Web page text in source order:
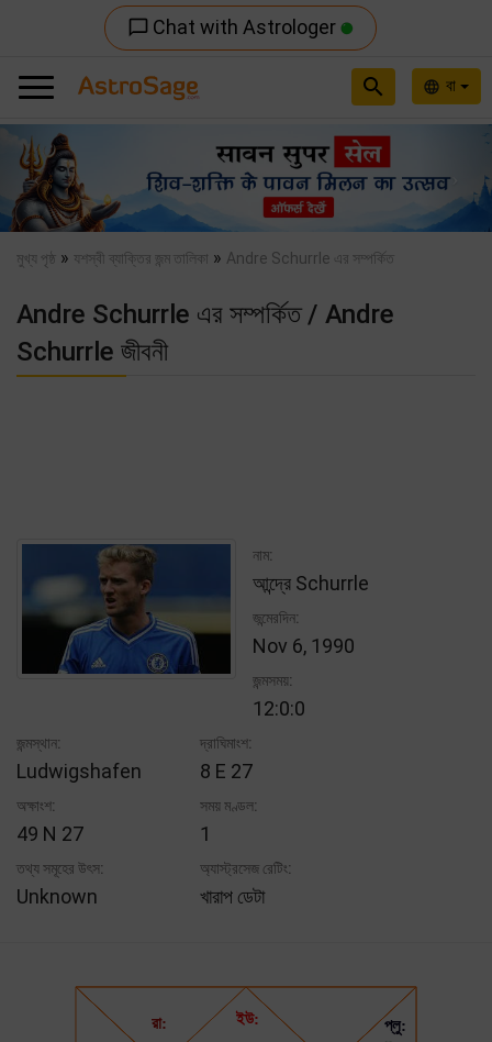
chat_bubble_outline Chat with Astrologer
language বা
search
Previous
মুখ্য পৃষ্ঠ » যশস্বী ব্যাক্তির জন্ম তালিকা » Andre Schurrle এর সম্পর্কিত
Andre Schurrle এর সম্পর্কিত / Andre
Schurrle জীবনী
নাম:
আন্দ্রে Schurrle
জন্মেরদিন:
Nov 6, 1990
জন্মসময়:
12:0:0
জন্মস্থান:
Ludwigshafen
দ্রাঘিমাংশ:
8 E 27
অক্ষাংশ:
49 N 27
সময় মণ্ডল:
1
তথ্য সমূহের উৎস:
Unknown
অ্যাস্ট্রসেজ রেটিং:
খারাপ ডেটা